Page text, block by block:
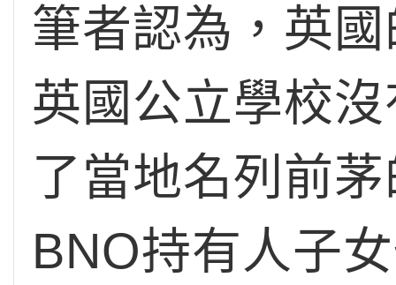
筆者認為，英
英國公立學校
了當地名列前
BNO持有人子